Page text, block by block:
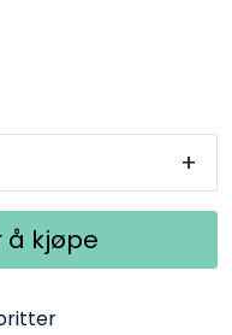
+
å kjøpe